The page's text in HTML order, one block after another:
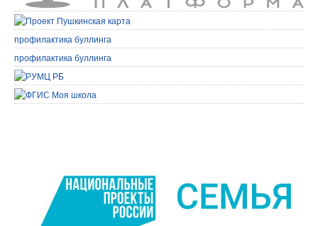
профилактика буллинга
профилактика буллинга